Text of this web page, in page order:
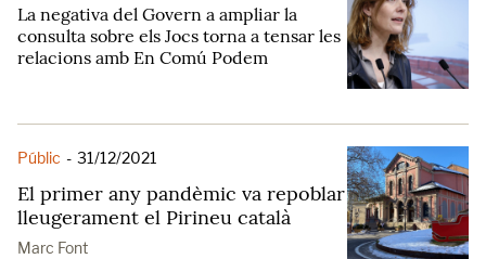
La negativa del Govern a ampliar la
consulta sobre els Jocs torna a tensar les
relacions amb En Comú Podem
Públic - 31/12/2021
El primer any pandèmic va repoblar
lleugerament el Pirineu català
Marc Font